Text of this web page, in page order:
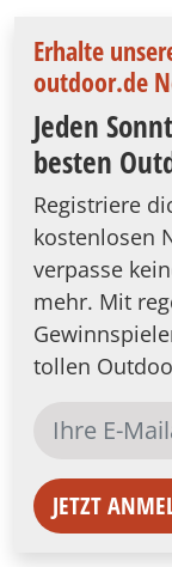
Erhalte
outdoor.de
Jeden
besten
Registriere
kostenlosen
verpasse
mehr. Mit
tollen
JETZT